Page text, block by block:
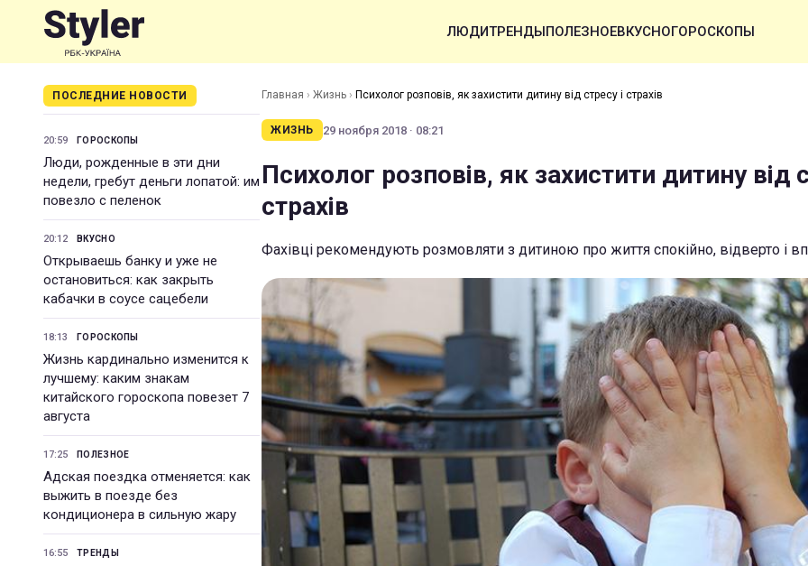
ЛЮДИТРЕНДЫПОЛЕЗНОЕВКУСНОГОРОСКОПЫ
ПОСЛЕДНИЕ НОВОСТИ
20:59 ГОРОСКОПЫ
Люди, рожденные в эти дни
недели, гребут деньги лопатой: им
повезло с пеленок
20:12 ВКУСНО
Открываешь банку и уже не
остановиться: как закрыть
кабачки в соусе сацебели
18:13 ГОРОСКОПЫ
Жизнь кардинально изменится к
лучшему: каким знакам
китайского гороскопа повезет 7
августа
17:25 ПОЛЕЗНОЕ
Адская поездка отменяется: как
выжить в поезде без
кондиционера в сильную жару
16:55 ТРЕНДЫ
Главная › Жизнь › Психолог розповів, як захистити дитину від стресу і страхів
ЖИЗНЬ 29 ноября 2018 · 08:21
Психолог розповів, як захистити дитину від
страхів
Фахівці рекомендують розмовляти з дитиною про життя спокійно, відверто і